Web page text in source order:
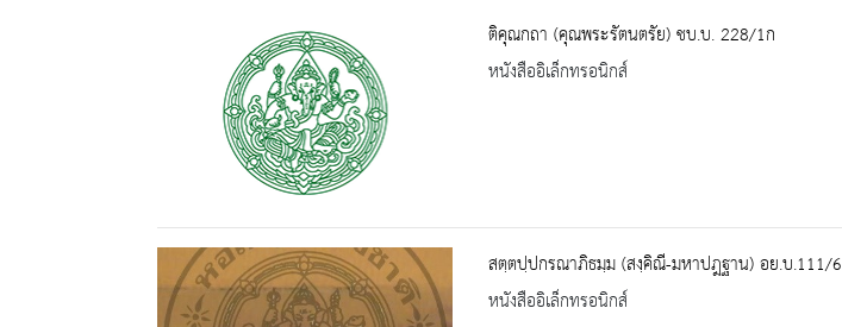
ติคุณกถา (คุณพระรัตนตรัย) ชบ.บ. 228/1ก
หนังสืออิเล็กทรอนิกส์
สตฺตปฺปกรณาภิธมฺม (สงฺคิณี-มหาปฎฐาน) อย.บ.111/6
หนังสืออิเล็กทรอนิกส์